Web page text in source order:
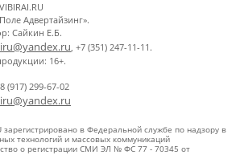
Адвертайзинг».
Сайкин Е.Б.
, +7 (351) 247-11-11.
16+.
(917) 299-67-02
зарегистрировано в Федеральной службе по надзору в
технологий и массовых коммуникаций
о регистрации СМИ ЭЛ № ФС 77 - 70345 от